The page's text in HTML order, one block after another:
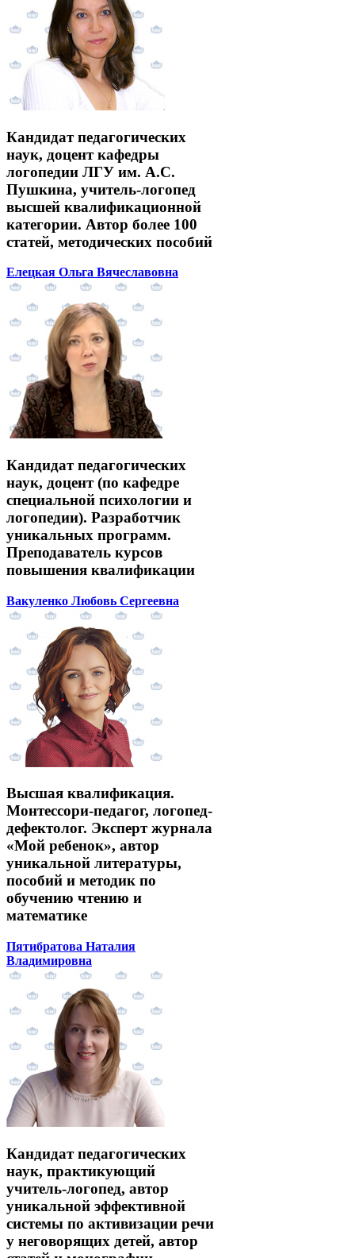
Кандидат педагогических
наук, доцент кафедры
логопедии ЛГУ им. А.С.
Пушкина, учитель-логопед
высшей квалификационной
категории. Автор более 100
статей, методических пособий
Елецкая Ольга Вячеславовна
Кандидат педагогических
наук, доцент (по кафедре
специальной психологии и
логопедии). Разработчик
уникальных программ.
Преподаватель курсов
повышения квалификации
Вакуленко Любовь Сергеевна
Высшая квалификация.
Монтессори-педагог, логопед-
дефектолог. Эксперт журнала
«Мой ребенок», автор
уникальной литературы,
пособий и методик по
обучению чтению и
математике
Пятибратова Наталия
Владимировна
Кандидат педагогических
наук, практикующий
учитель-логопед, автор
уникальной эффективной
системы по активизации речи
у неговорящих детей, автор